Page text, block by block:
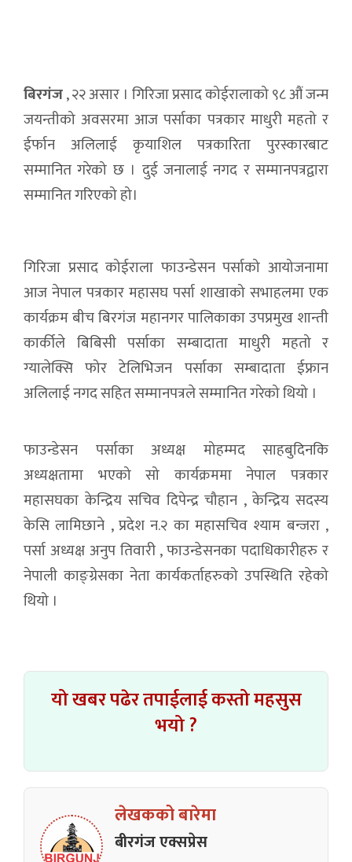
बिरगंज, २२ असार । गिरिजा प्रसाद कोईरालाको ९८ औं जन्म
जयन्तीको अवसरमा आज पर्साका पत्रकार माधुरी महतो र
ईर्फान अलिलाई कृयाशिल पत्रकारिता पुरस्कारबाट
सम्मानित गरेको छ । दुई जनालाई नगद र सम्मानपत्रद्वारा
सम्मानित गरिएको हो।
गिरिजा प्रसाद कोईराला फाउन्डेसन पर्साको आयोजनामा
आज नेपाल पत्रकार महासघ पर्सा शाखाको सभाहलमा एक
कार्यक्रम बीच बिरगंज महानगर पालिकाका उपप्रमुख शान्ती
कार्कीले बिबिसी पर्साका सम्बादाता माधुरी महतो र
ग्यालेक्सि फोर टेलिभिजन पर्साका सम्बादाता ईफ्रान
अलिलाई नगद सहित सम्मानपत्रले सम्मानित गरेको थियो ।
फाउन्डेसन पर्साका अध्यक्ष मोहम्मद साहबुदिनकि
अध्यक्षतामा भएको सो कार्यक्रममा नेपाल पत्रकार
महासघका केन्द्रिय सचिव दिपेन्द्र चौहान , केन्द्रिय सदस्य
केसि लामिछाने , प्रदेश न.२ का महासचिव श्याम बन्जरा ,
पर्सा अध्यक्ष अनुप तिवारी , फाउन्डेसनका पदाधिकारीहरु र
नेपाली काङ्ग्रेसका नेता कार्यकर्ताहरुको उपस्थिति रहेको
थियो ।
यो खबर पढेर तपाईलाई कस्तो महसुस
भयो ?
लेखकको बारेमा
बीरगंज एक्सप्रेस